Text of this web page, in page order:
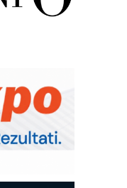
40 godina
INDICATOR
efikasnije